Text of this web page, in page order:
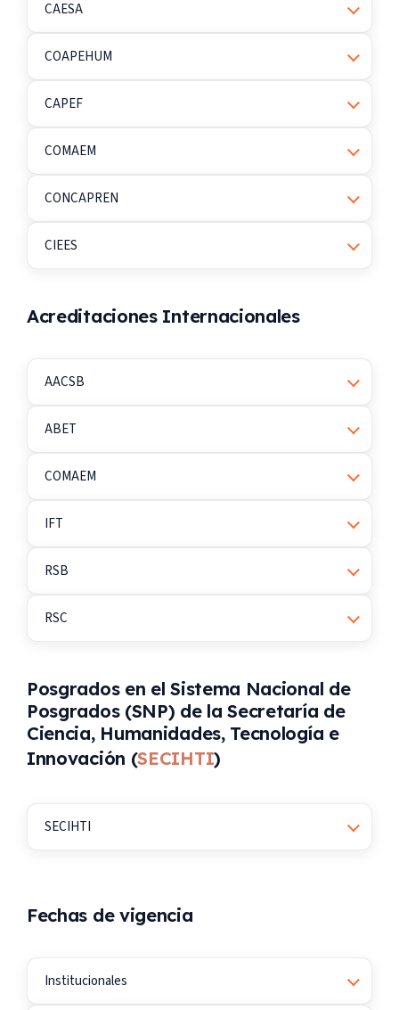
CAESA
COAPEHUM
CAPEF
COMAEM
CONCAPREN
CIEES
Acreditaciones Internacionales
AACSB
ABET
COMAEM
IFT
RSB
RSC
Posgrados en el Sistema Nacional de
Posgrados (SNP) de la Secretaría de
Ciencia, Humanidades, Tecnología e
Innovación (SECIHTI)
SECIHTI
Fechas de vigencia
Institucionales